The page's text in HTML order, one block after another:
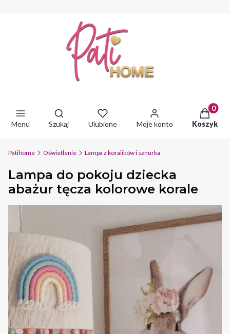
Menu
Otwórz wyszukiwarkę
Szukaj Ulubione Moje konto Koszyk
Patihome Oświetlenie Lampa z koralików i sznurka
Lampa do pokoju dziecka
abażur tęcza kolorowe korale